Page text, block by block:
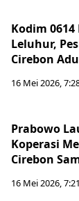
Kodim
Leluhur,
Cirebon
16 Mei 2026,
Prabowo
Koperasi
Cirebon
16 Mei 2026,